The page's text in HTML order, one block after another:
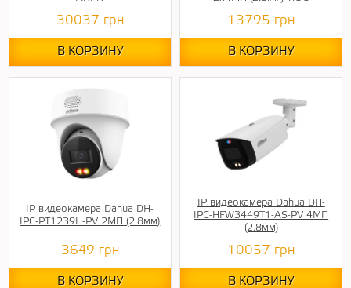
30037 грн
В КОРЗИНУ
13795 грн
В КОРЗИНУ
IP видеокамера Dahua DH-
IPC-PT1239H-PV 2МП (2.8мм)
3649 грн
В КОРЗИНУ
IP видеокамера Dahua DH-
IPC-HFW3449T1-AS-PV 4МП
(2.8мм)
10057 грн
В КОРЗИНУ